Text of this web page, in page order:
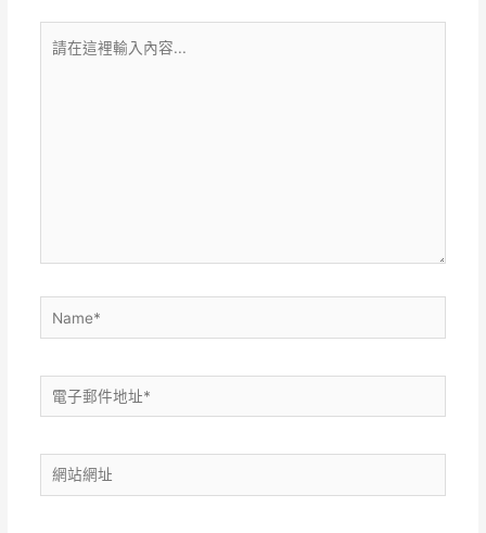
在
Name*
電
子
件
地
網
站